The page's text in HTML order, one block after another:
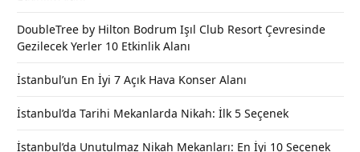
DoubleTree by Hilton Bodrum Işıl Club Resort Çevresinde
Gezilecek Yerler 10 Etkinlik Alanı
İstanbul’un En İyi 7 Açık Hava Konser Alanı
İstanbul’da Tarihi Mekanlarda Nikah: İlk 5 Seçenek
İstanbul’da Unutulmaz Nikah Mekanları: En İyi 10 Seçenek